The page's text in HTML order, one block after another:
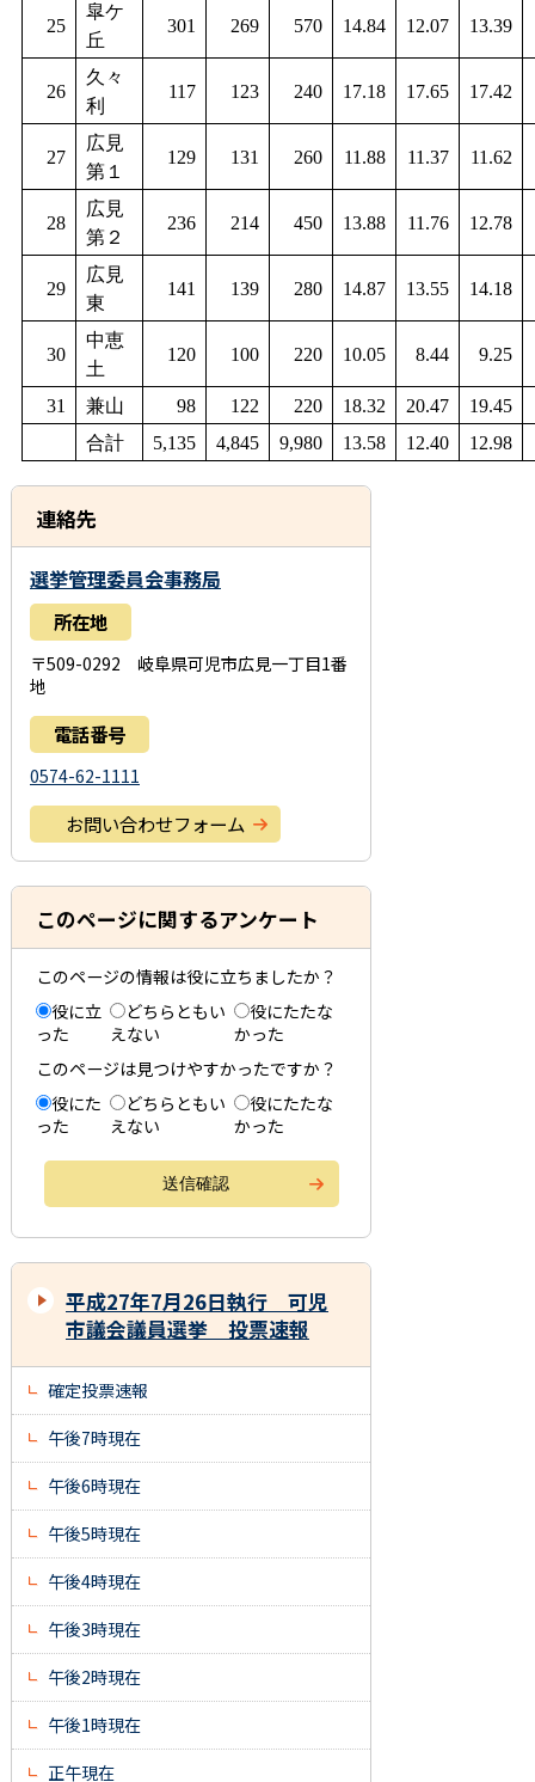
25
皐ケ
丘
301 269 570 14.84 12.07 13.39
26
久々
利
117 123 240 17.18 17.65 17.42
27
広見
第１
129 131 260 11.88 11.37 11.62
28
広見
第２
236 214 450 13.88 11.76 12.78
29
広見
東
141 139 280 14.87 13.55 14.18
30
中恵
土
120 100 220 10.05 8.44 9.25
31 兼山 98 122 220 18.32 20.47
19.45
合計
5,135 4,845 9,980 13.58 12.40 12.98
連絡先
選挙管理委員会事務局
所在地
〒509-0292 岐阜県可児市広見一丁目1番
地
電話番号
0574-62-1111
お問い合わせフォーム
このページに関するアンケート
このページの情報は役に立ちましたか？
役に立
った
どちらともい
えない
役にたたな
かった
このページは見つけやすかったですか？
役にた
った
どちらともい
えない
役にたたな
かった
平成27年7月26日執行 可児
市議会議員選挙 投票速報
確定投票速報
午後7時現在
午後6時現在
午後5時現在
午後4時現在
午後3時現在
午後2時現在
午後1時現在
正午現在